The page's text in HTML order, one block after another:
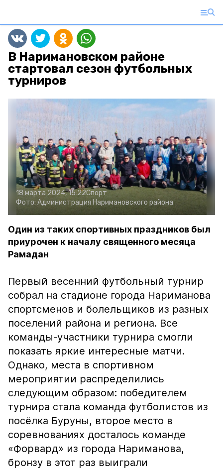
В Наримановском районе
стартовал сезон футбольных
турниров
18 марта 2024, 15:22Спорт
Фото: Администрация Наримановского района
Один из таких спортивных праздников был
приурочен к началу священного месяца
Рамадан
Первый весенний футбольный турнир
собрал на стадионе города Нариманова
спортсменов и болельщиков из разных
поселений района и региона. Все
команды-участники турнира смогли
показать яркие интересные матчи.
Однако, места в спортивном
мероприятии распределились
следующим образом: победителем
турнира стала команда футболистов из
посёлка Буруны, второе место в
соревнованиях досталось команде
«Форвард» из города Нариманова,
бронзу в этот раз выиграли